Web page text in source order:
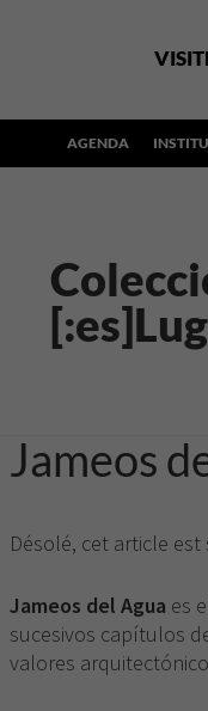
AGENDA
Jameos
Désolé, cet article
Jameos del Agua es
sucesivos capítulos
valores